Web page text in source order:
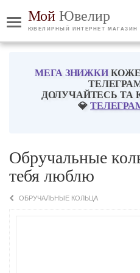
Мой Ювелир
ЮВЕЛИРНЫЙ ИНТЕРНЕТ МАГАЗИН
МЕГА ЗНИЖКИ
ДОЛУЧАЙТЕСЬ ТА
💎
Обручальные
тебя люблю
ОБРУЧАЛЬНЫЕ КОЛЬЦА